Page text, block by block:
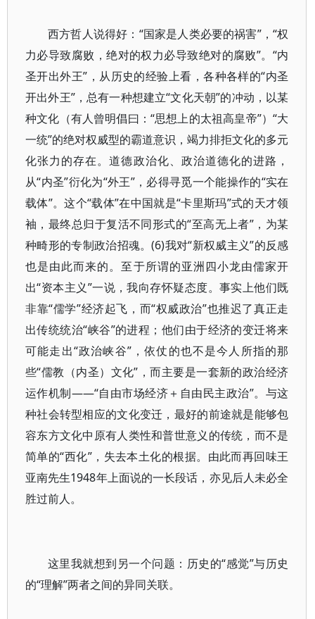
西方哲人说得好：“国家是人类必要的祸害”，“权
力必导致腐败，绝对的权力必导致绝对的腐败”。“内
圣开出外王”，从历史的经验上看，各种各样的“内圣
开出外王”，总有一种想建立“文化天朝”的冲动，以某
种文化（有人曾明倡曰：“思想上的太祖高皇帝”）“大
一统”的绝对权威型的霸道意识，竭力排拒文化的多元
化张力的存在。道德政治化、政治道德化的进路，
从“内圣”衍化为“外王”，必得寻觅一个能操作的“实在
载体”。这个“载体”在中国就是“卡里斯玛”式的天才领
袖，最终总归于复活不同形式的“至高无上者”，为某
种畸形的专制政治招魂。(6)我对“新权威主义”的反感
也是由此而来的。至于所谓的亚洲四小龙由儒家开
出“资本主义”一说，我向存怀疑态度。事实上他们既
非靠“儒学”经济起飞，而“权威政治”也推迟了真正走
出传统统治“峡谷”的进程；他们由于经济的变迁将来
可能走出“政治峡谷”，依仗的也不是今人所指的那
些“儒教（内圣）文化”，而主要是一套新的政治经济
运作机制——“自由市场经济＋自由民主政治”。与这
种社会转型相应的文化变迁，最好的前途就是能够包
容东方文化中原有人类性和普世意义的传统，而不是
简单的“西化”，失去本土化的根据。由此而再回味王
亚南先生1948年上面说的一长段话，亦见后人未必全
胜过前人。
这里我就想到另一个问题：历史的“感觉”与历史
的“理解”两者之间的异同关联。